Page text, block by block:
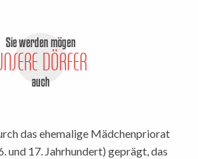
Sie werden mögen
DÖRFER
auch
das ehemalige Mädchenpriorat
und 17. Jahrhundert) geprägt, das